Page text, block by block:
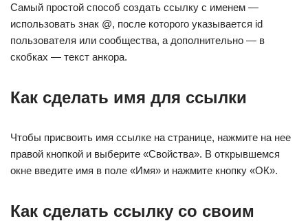
Самый простой способ создать ссылку с именем —
использовать знак @, после которого указывается id
пользователя или сообщества, а дополнительно — в
скобках — текст анкора.
Как сделать имя для ссылки
Чтобы присвоить имя ссылке на странице, нажмите на нее
правой кнопкой и выберите «Свойства». В открывшемся
окне введите имя в поле «Имя» и нажмите кнопку «ОК».
Как сделать ссылку со своим